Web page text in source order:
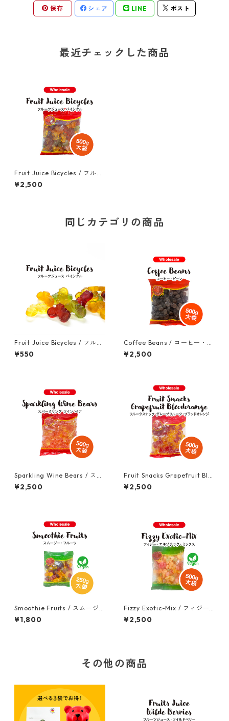
保存 シェア LINE ポスト
最近チェックした商品
Fruit Juice Bicycles / フルー
ツジュース・バイシクル 500
g (大袋)
¥2,500
同じカテゴリの商品
Fruit Juice Bicycles / フルー
ツジュース・バイシクル (50
g)
¥550
Coffee Beans / コーヒー・ビ
ーン 500g （大袋） ※カフェ
イン500mg含有
¥2,500
Sparkling Wine Bears / スパ
ークリング ワイン ベア 500g
（大袋） ※アルコール0.2%配
¥2,500
Fruit Snacks Grapefruit Blo
odorange / フルーツスナック
グレープフルーツ・ブラッド
¥2,500
Smoothie Fruits / スムージ
ー・フルーツ（ヴィーガン）2
50g（大袋）
¥1,800
Fizzy Exotic-Mix / フィジー
エキゾチック ミックス（ヴィ
ーガン）500g (大袋)
¥2,500
その他の商品